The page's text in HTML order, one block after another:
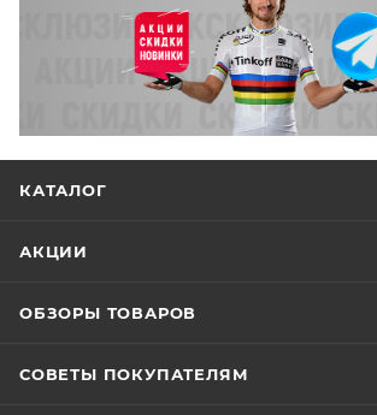
КАТАЛОГ
АКЦИИ
ОБЗОРЫ ТОВАРОВ
СОВЕТЫ ПОКУПАТЕЛЯМ